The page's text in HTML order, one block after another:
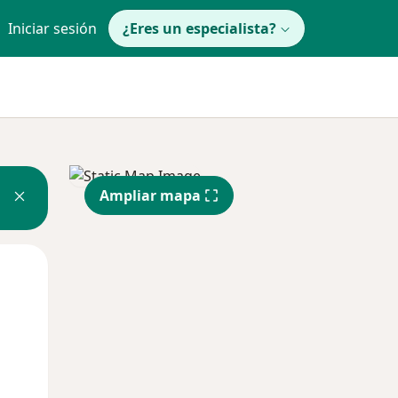
Iniciar sesión ¿Eres un especialista?
Ampliar mapa